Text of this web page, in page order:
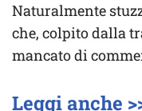
Naturalmente
che, colpito dalla
mancato di
Leggi anche